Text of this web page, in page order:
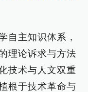
自主知识体系，
理论诉求与方法
技术与人文双重
根于技术革命与